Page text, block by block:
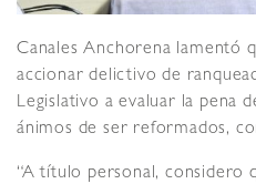
Canales Anchorena lamentó
accionar delictivo de
Legislativo a evaluar la pena
ánimos de ser reformados,
“A título personal, considero